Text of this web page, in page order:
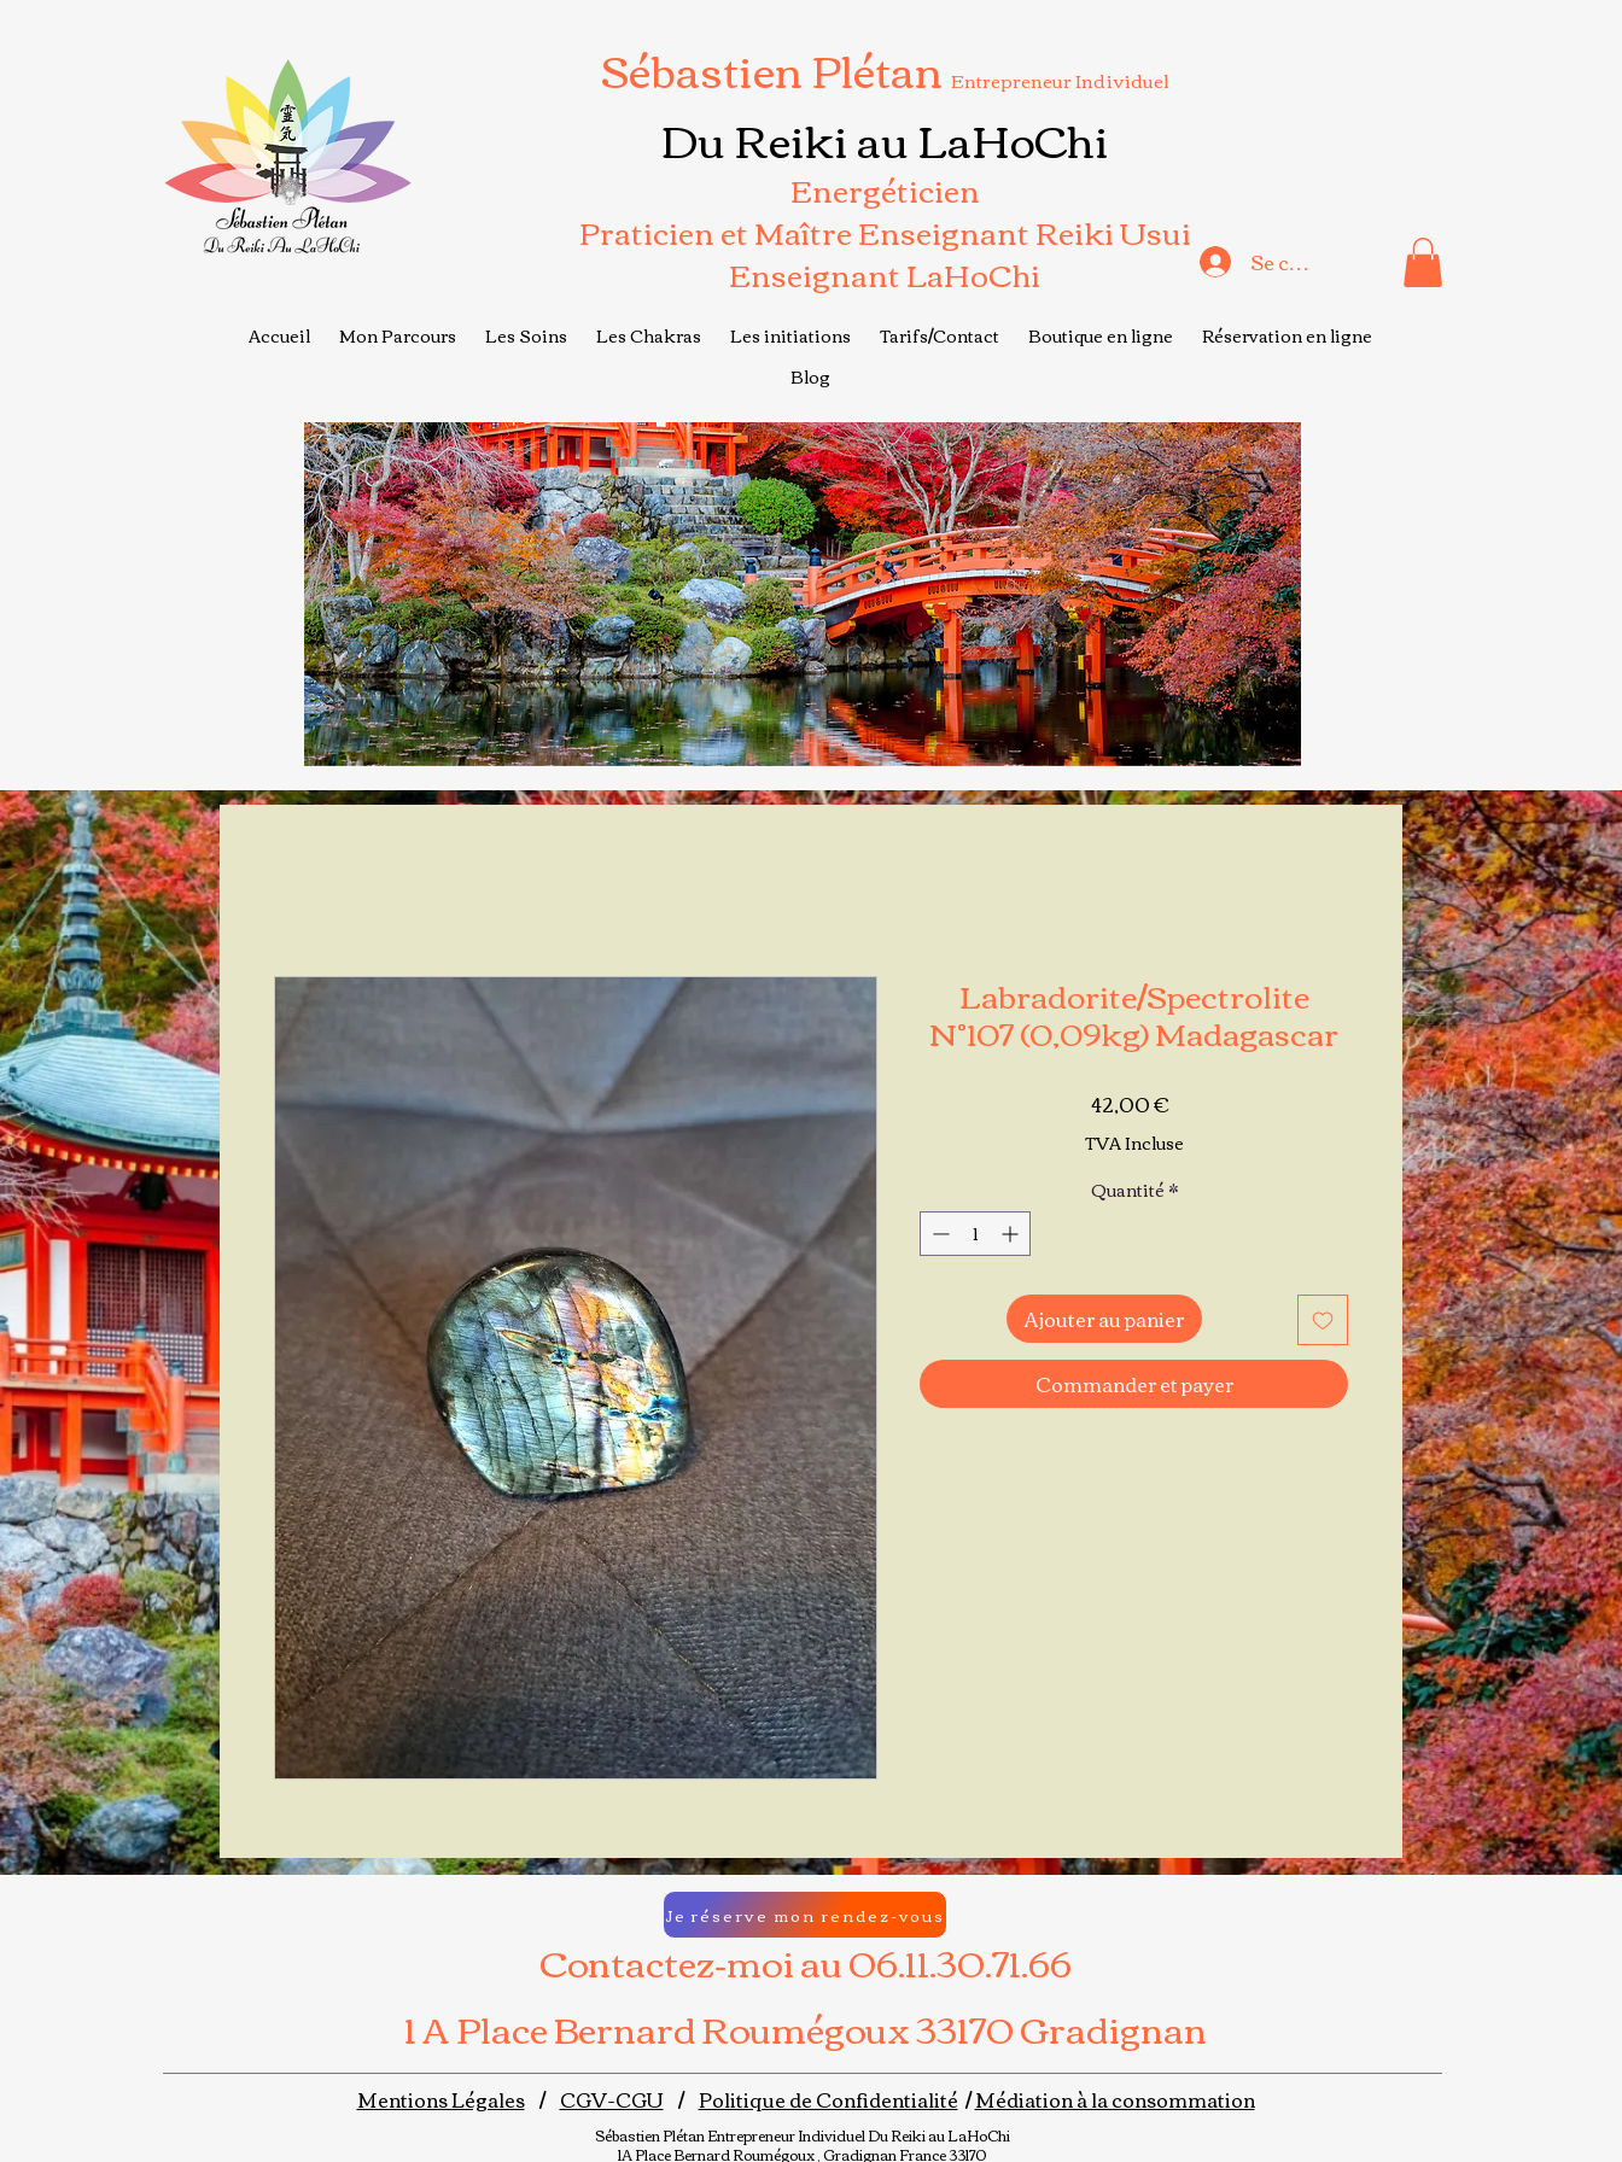
Sébastien Plétan Entrepreneur Individuel
Du Reiki au LaHoChi
Energéticien
Praticien et Maître Enseignant Reiki Usui
Enseignant LaHoChi Se connecter
Accueil Mon Parcours Les Soins Les Chakras Les initiations Tarifs/Contact Boutique en ligne
Réservation en ligne
Blog
Labradorite/Spectrolite
N°107 (0,09kg) Madagascar
42,00 €Prix
TVA Incluse
Quantité*
Ajouter au panier
Commander et payer
Contactez-moi au 06.11.30.71.66
1 A Place Bernard Roumégoux 33170 Gradignan
Je réserve mon rendez-vous
Mentions Légales/ CGV-CGU/ Politique de Confidentialité /Médiation à la consommation
Sébastien PlétanEntrepreneur IndividuelDu Reiki au LaHoChi
1A Place Bernard Roumégoux , Gradignan France 33170